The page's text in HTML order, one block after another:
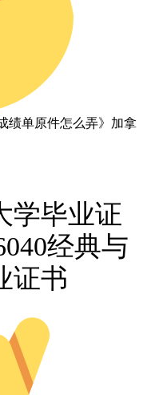
绩单原件怎么弄》加拿
学毕业证
经典与
证书